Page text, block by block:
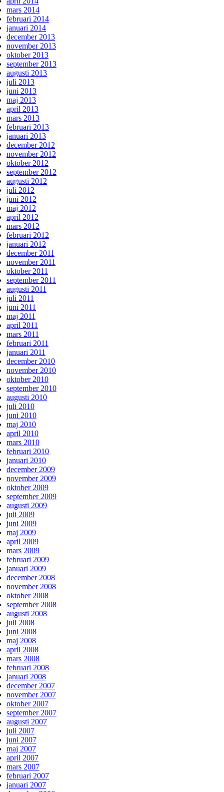
mars 2014
februari 2014
januari 2014
december 2013
november 2013
oktober 2013
september 2013
augusti 2013
juli 2013
juni 2013
maj 2013
april 2013
mars 2013
februari 2013
januari 2013
december 2012
november 2012
oktober 2012
september 2012
augusti 2012
juli 2012
juni 2012
maj 2012
april 2012
mars 2012
februari 2012
januari 2012
december 2011
november 2011
oktober 2011
september 2011
augusti 2011
juli 2011
juni 2011
maj 2011
april 2011
mars 2011
februari 2011
januari 2011
december 2010
november 2010
oktober 2010
september 2010
augusti 2010
juli 2010
juni 2010
maj 2010
april 2010
mars 2010
februari 2010
januari 2010
december 2009
november 2009
oktober 2009
september 2009
augusti 2009
juli 2009
juni 2009
maj 2009
april 2009
mars 2009
februari 2009
januari 2009
december 2008
november 2008
oktober 2008
september 2008
augusti 2008
juli 2008
juni 2008
maj 2008
april 2008
mars 2008
februari 2008
januari 2008
december 2007
november 2007
oktober 2007
september 2007
augusti 2007
juli 2007
juni 2007
maj 2007
april 2007
mars 2007
februari 2007
januari 2007